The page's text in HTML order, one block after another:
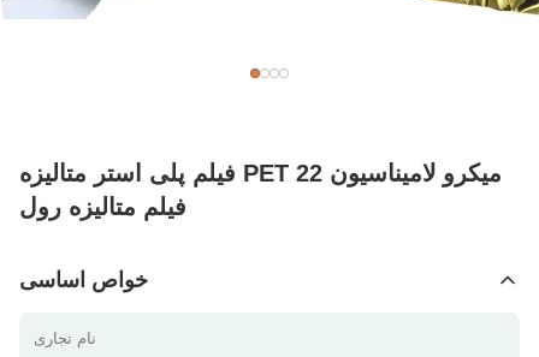
فیلم پلی استر متالیزه PET 22 میکرو لامیناسیون
فیلم متالیزه رول
خواص اساسی
نام تجاری